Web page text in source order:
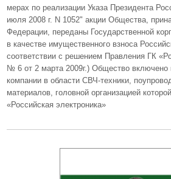
мерах по реализации Указа Президента
июля 2008 г. N 1052" акции Общества,
Федерации, переданы Государственной
в качестве имущественного взноса
соответствии с решением Правления ГК
№ 6 от 2 марта 2009г.) Общество включено
компании в области СВЧ-техники,
материалов, головной организацией
«Российская электроника»